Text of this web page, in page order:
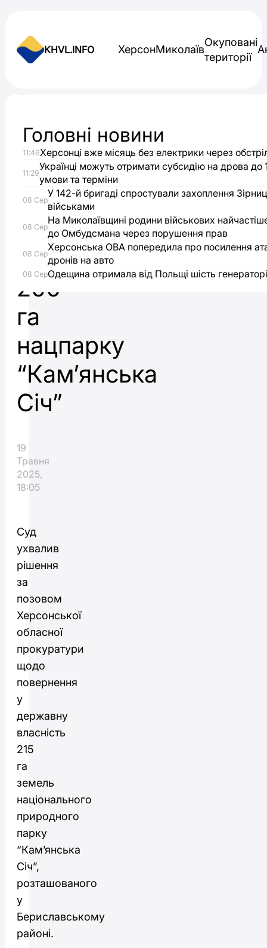
KHVL.INFO ХерсонМиколаїв
Окуповані
території
У
державну
власність
повернули
понад
200
га
нацпарку
“Кам’янська
Січ”
19
Травня
2025,
18:05
Суд
ухвалив
рішення
за
позовом
Херсонської
обласної
прокуратури
щодо
повернення
у
державну
власність
215
га
земель
національного
природного
парку
“Кам’янська
Січ”,
розташованого
у
Бериславському
районі.
Головні новини
11:46Херсонці вже місяць без електрики через
11:29
Українці можуть отримати субсидію на дрова до
умови та терміни
08 Сер
У 142-й бригаді спростували захоплення
військами
08 Сер
На Миколаївщині родини військових
до Омбудсмана через порушення прав
08 Сер
Херсонська ОВА попередила про посилення
дронів на авто
08 СерОдещина отримала від Польщі шість